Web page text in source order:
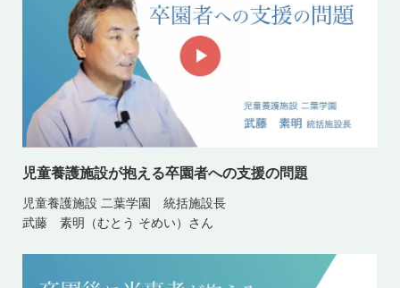
児童養護施設が抱える卒園者への支援の問題
児童養護施設 二葉学園 統括施設長
武藤 素明（むとう そめい）さん